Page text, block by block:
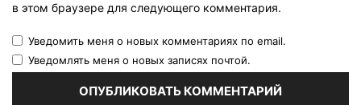
в этом браузере для следующего комментария.
Уведомить меня о новых комментариях по email.
Уведомлять меня о новых записях почтой.